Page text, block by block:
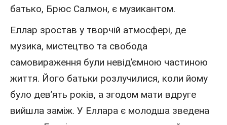
батько, Брюс Салмон, є музикантом.
Еллар зростав у творчій атмосфері, де
музика, мистецтво та свобода
самовираження були невід’ємною частиною
життя. Його батьки розлучилися, коли йому
було дев’ять років, а згодом мати вдруге
вийшла заміж. У Еллара є молодша зведена